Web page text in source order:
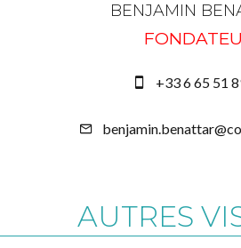
BENJAMIN
+33 6 65 51
AUTRES